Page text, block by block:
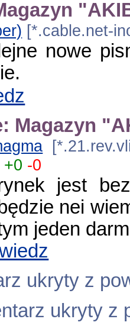
[*.cable.net-
nowe
Magazyn
+0 -0
jest
będzie nei
jeden
ukryty z
ukryty z